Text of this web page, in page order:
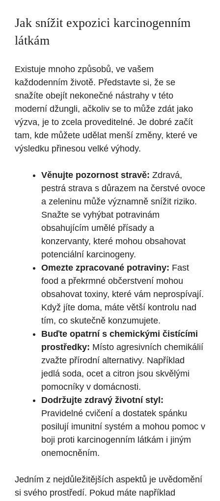
Jak snížit expozici karcinogenním
látkám
Existuje mnoho způsobů, ve vašem
každodenním životě. Představte si, že se
snažíte obejít nekonečné nástrahy v této
moderní džungli, ačkoliv se to může zdát jako
výzva, je to zcela proveditelné. Je dobré začít
tam, kde můžete udělat menší změny, které ve
výsledku přinesou velké výhody.
Věnujte pozornost stravě: Zdravá,
pestrá strava s důrazem na čerstvé ovoce
a zeleninu může významně snížit riziko.
Snažte se vyhýbat potravinám
obsahujícím umělé přísady a
konzervanty, které mohou obsahovat
potenciální karcinogeny.
Omezte zpracované potraviny: Fast
food a překrmné občerstvení mohou
obsahovat toxiny, které vám neprospívají.
Když jíte doma, máte větší kontrolu nad
tím, co skutečně konzumujete.
Buďte opatrní s chemickými čistícími
prostředky: Místo agresivních chemikálií
zvažte přírodní alternativy. Například
jedlá soda, ocet a citron jsou skvělými
pomocníky v domácnosti.
Dodržujte zdravý životní styl:
Pravidelné cvičení a dostatek spánku
posilují imunitní systém a mohou pomoc v
boji proti karcinogenním látkám i jiným
onemocněním.
Jedním z nejdůležitějších aspektů je uvědomění
si svého prostředí. Pokud máte například